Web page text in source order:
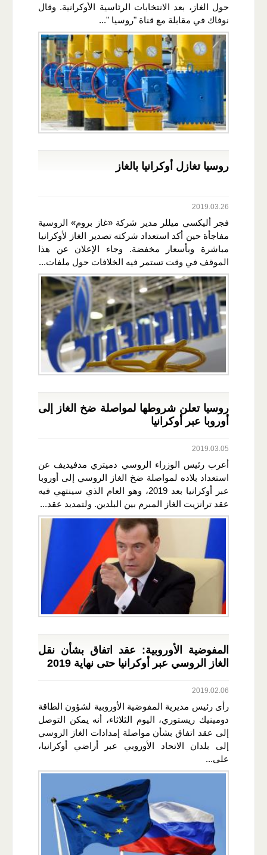
حول الغاز، بعد الانتخابات الرئاسية الأوكرانية. وقال
نوفاك في مقابلة مع قناة "روسيا "...
روسيا تغازل أوكرانيا بالغاز
2019.03.26
فجر أليكسي ميللر مدير شركة «غاز بروم» الروسية
مفاجأة حين أكد استعداد شركته تصدير الغاز لأوكرانيا
مباشرة وبأسعار مخفضة. وجاء الإعلان عن هذا
الموقف في وقت تستمر فيه الخلافات حول ملفات...
روسيا تعلن شروطها لمواصلة ضخ الغاز إلى
أوروبا عبر أوكرانيا
2019.03.05
أعرب رئيس الوزراء الروسي دميتري مدفيديف عن
استعداد بلاده لمواصلة ضخ الغاز الروسي إلى أوروبا
عبر أوكرانيا بعد 2019، وهو العام الذي سينتهي فيه
عقد ترانزيت الغاز المبرم بين البلدين. ولتمديد عقد...
المفوضية الأوروبية: عقد اتفاق بشأن نقل
الغاز الروسي عبر أوكرانيا حتى نهاية 2019
2019.02.06
رأى رئيس مديرية المفوضية الأوروبية لشؤون الطاقة
دومينيك ريستوري، اليوم الثلاثاء، أنه يمكن التوصل
إلى عقد اتفاق بشأن مواصلة إمدادات الغاز الروسي
إلى بلدان الاتحاد الأوروبي عبر أراضي أوكرانيا،
على...